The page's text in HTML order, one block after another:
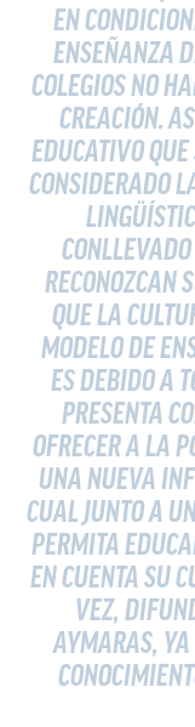
EN
ENSEÑANZA
COLEGIOS NO
CREACIÓN.
EDUCATIVO
CONSIDERADO
RECONOZCAN
QUE LA
MODELO DE
ES DEBIDO A
PRESENTA
OFRECER A LA
UNA NUEVA
CUAL JUNTO A
PERMITA
EN CUENTA SU
VEZ,
AYMARAS, YA